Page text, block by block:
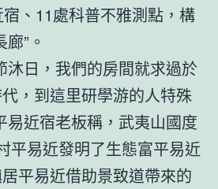
、11處科普不雅測點，構
”。
沐日，我們的房間就求過於
，到這里研學游的人特殊
易近宿老板稱，武夷山國度
平易近發明了生態富平易近
平易近借助景致道帶來的